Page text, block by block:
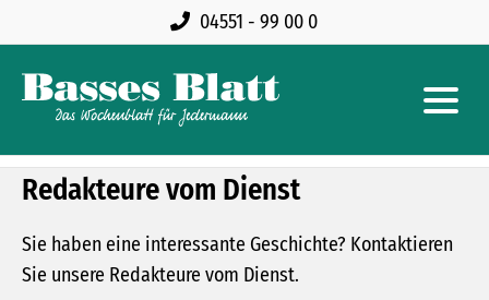
04551 - 99 00 0
Redakteure vom Dienst
Sie haben eine interessante Geschichte? Kontaktieren
Sie unsere Redakteure vom Dienst.